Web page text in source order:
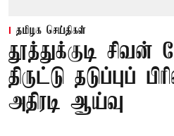
தமிழக செய்திகள்
தூத்துக்குடி சிவன்
திருட்டு தடுப்புப்
அதிரடி ஆய்வு